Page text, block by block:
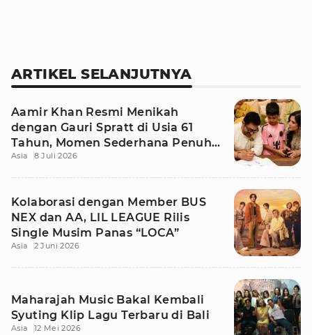
ARTIKEL SELANJUTNYA
Aamir Khan Resmi Menikah
dengan Gauri Spratt di Usia 61
Tahun, Momen Sederhana Penuh
Kehangatan
Asia 8 Juli 2026
Kolaborasi dengan Member BUS
NEX dan AA, LIL LEAGUE Rilis
Single Musim Panas “LOCA”
Asia 2 Juni 2026
Maharajah Music Bakal Kembali
Syuting Klip Lagu Terbaru di Bali
Asia 12 Mei 2026